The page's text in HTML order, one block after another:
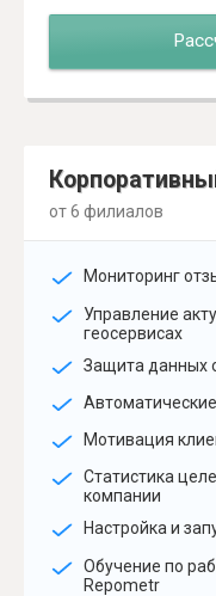
от 6 филиалов
Мониторинг
Управление
геосервисах
Защита данных
Мотивация
Статистика
компании
Настройка и
Обучение по
Repometr